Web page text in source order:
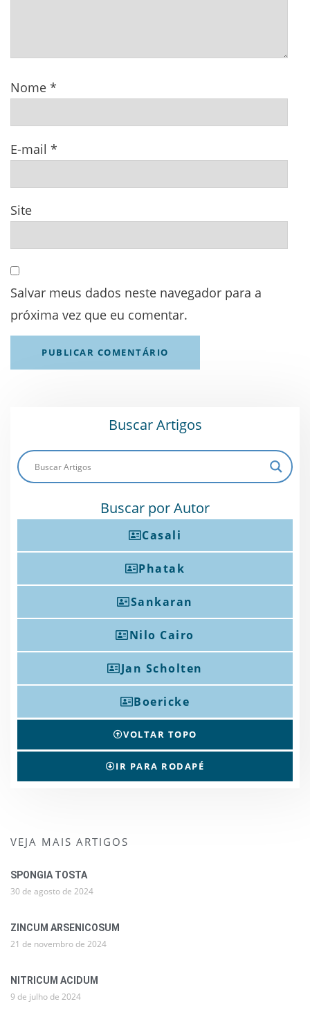
Nome *
E-mail *
Site
Salvar meus dados neste navegador para a
próxima vez que eu comentar.
Buscar Artigos
Buscar por Autor
Casali
Phatak
Sankaran
Nilo Cairo
Jan Scholten
Boericke
VOLTAR TOPO
IR PARA RODAPÉ
VEJA MAIS ARTIGOS
SPONGIA TOSTA
30 de agosto de 2024
ZINCUM ARSENICOSUM
21 de novembro de 2024
NITRICUM ACIDUM
9 de julho de 2024